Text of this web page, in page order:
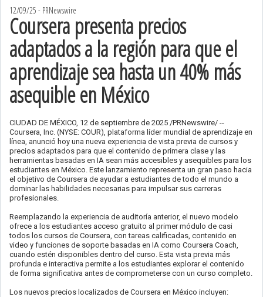
12/09/25 - PRNewswire
Coursera presenta precios
adaptados a la región para que el
aprendizaje sea hasta un 40% más
asequible en México
CIUDAD DE MÉXICO, 12 de septiembre de 2025 /PRNewswire/ --
Coursera, Inc. (NYSE: COUR), plataforma líder mundial de aprendizaje en
línea, anunció hoy una nueva experiencia de vista previa de cursos y
precios adaptados para que el contenido de primera clase y las
herramientas basadas en IA sean más accesibles y asequibles para los
estudiantes en México. Este lanzamiento representa un gran paso hacia
el objetivo de Coursera de ayudar a estudiantes de todo el mundo a
dominar las habilidades necesarias para impulsar sus carreras
profesionales.
Reemplazando la experiencia de auditoría anterior, el nuevo modelo
ofrece a los estudiantes acceso gratuito al primer módulo de casi
todos los cursos de Coursera, con tareas calificadas, contenido en
video y funciones de soporte basadas en IA como Coursera Coach,
cuando estén disponibles dentro del curso. Esta vista previa más
profunda e interactiva permite a los estudiantes explorar el contenido
de forma significativa antes de comprometerse con un curso completo.
Los nuevos precios localizados de Coursera en México incluyen: